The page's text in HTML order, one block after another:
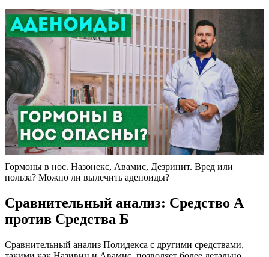
Гормоны в нос. Назонекс, Авамис, Дезринит. Вред или
польза? Можно ли вылечить аденоиды?
Сравнительный анализ: Средство А
против Средства Б
Сравнительный анализ Полидекса с другими средствами,